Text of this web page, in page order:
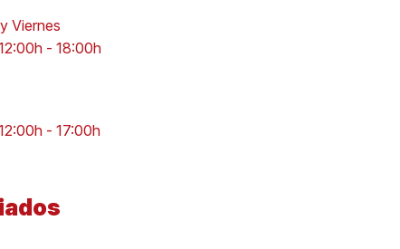
Viernes
- 18:00h
- 17:00h